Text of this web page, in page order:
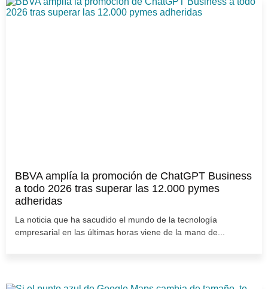
BBVA amplía la promoción de ChatGPT Business
a todo 2026 tras superar las 12.000 pymes
adheridas
La noticia que ha sacudido el mundo de la tecnología
empresarial en las últimas horas viene de la mano de...